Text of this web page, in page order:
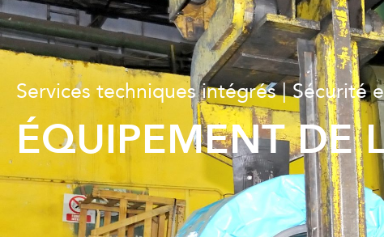
Services techniques intégrés | Sécurité
ÉQUIPEMENT DE